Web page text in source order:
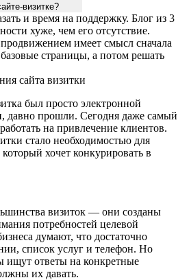
визитке?
и время на поддержку. Блог из 3
хуже, чем его отсутствие.
продвижением имеет смысл сначала
страницы, а потом решать
сайта визитки
был просто электронной
давно прошли. Сегодня даже самый
на привлечение клиентов.
стало необходимостью для
хочет конкурировать в
визиток — они созданы
потребностей целевой
думают, что достаточно
список услуг и телефон. Но
ищут ответы на конкретные
их давать.